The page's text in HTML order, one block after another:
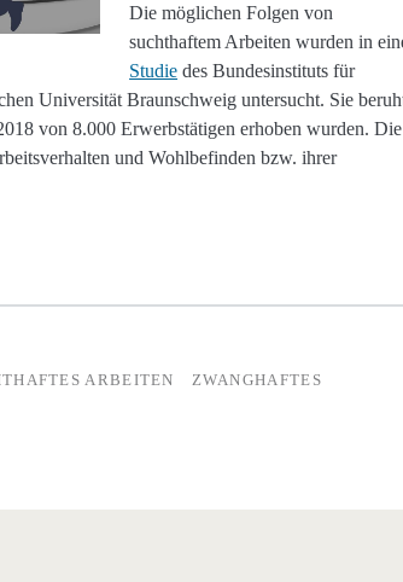
Die möglichen Folgen von
suchthaftem Arbeiten wurden in
Studie des Bundesinstituts für
Universität Braunschweig untersucht. Sie
von 8.000 Erwerbstätigen erhoben wurden. Die
und Wohlbefinden bzw. ihrer
ARBEITEN
ZWANGHAFTES